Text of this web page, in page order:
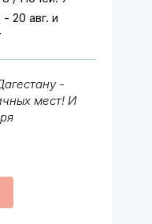
-
мест! И
- 20 авг. и